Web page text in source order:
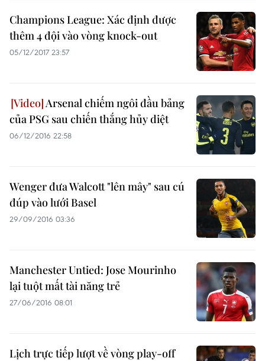
Champions League: Xác định được
thêm 4 đội vào vòng knock-out
05/12/2017 23:57
Arsenal chiếm ngôi đầu bảng
của PSG sau chiến thắng hủy diệt
06/12/2016 22:58
Wenger đưa Walcott "lên mây" sau cú
đúp vào lưới Basel
29/09/2016 03:36
Manchester Untied: Jose Mourinho
lại tuột mất tài năng trẻ
27/06/2016 08:01
Lịch trực tiếp lượt về vòng play-off